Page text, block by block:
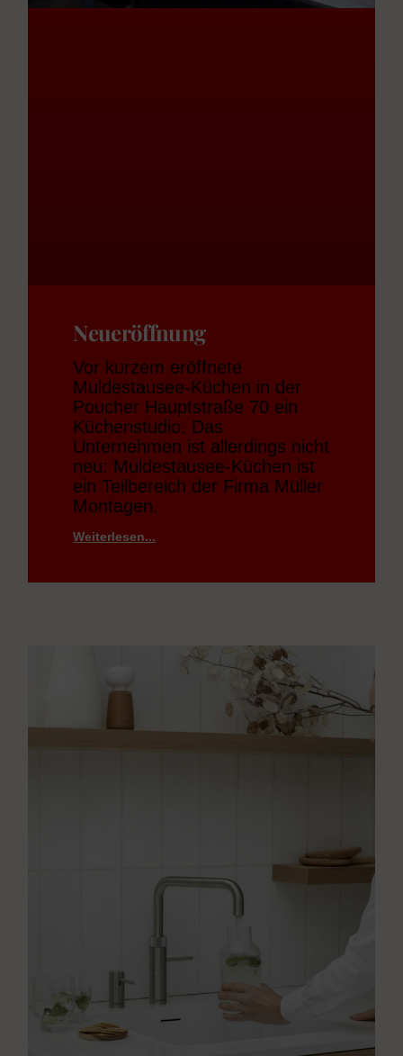
Neueröffnung
Vor kurzem eröffnete
Muldestausee-Küchen in der
Poucher Hauptstraße 70 ein
Küchenstudio. Das
Unternehmen ist allerdings nicht
neu: Muldestausee-Küchen ist
ein Teilbereich der Firma Müller
Montagen.
Weiterlesen...